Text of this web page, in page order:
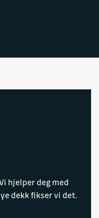
hjelper deg med
dekk fikser vi det.